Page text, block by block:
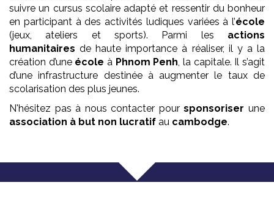
suivre un cursus scolaire adapté et ressentir du bonheur
en participant à des activités ludiques variées à l’école
(jeux, ateliers et sports). Parmi les actions
humanitaires de haute importance à réaliser, il y a la
création d’une école à Phnom Penh , la capitale. Il s’agit
d’une infrastructure destinée à augmenter le taux de
scolarisation des plus jeunes.
N'hésitez pas à nous contacter poursponsoriser une
association à but non lucratif au cambodge.